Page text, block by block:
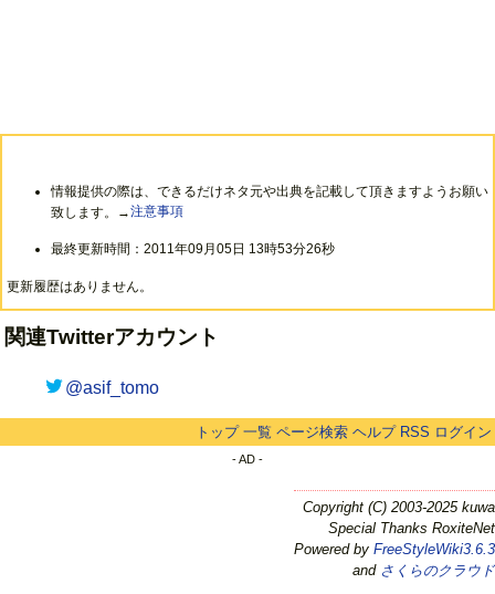
情報提供の際は、できるだけネタ元や出典を記載して頂きますようお願い
致します。→注意事項
最終更新時間：2011年09月05日 13時53分26秒
更新履歴はありません。
関連Twitterアカウント
@asif_tomo
トップ 一覧 ページ検索 ヘルプ RSS ログイン
- AD -
Copyright (C) 2003-2025 kuwa
Special Thanks RoxiteNet
Powered by FreeStyleWiki3.6.3
and さくらのクラウド